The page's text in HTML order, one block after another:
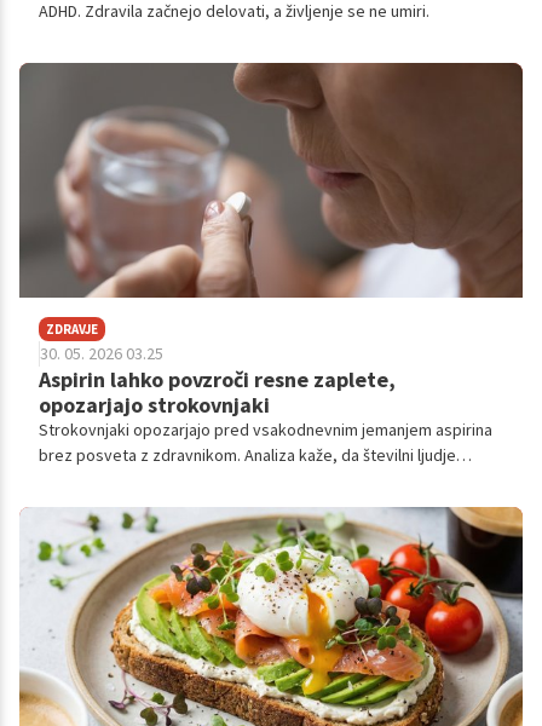
ADHD. Zdravila začnejo delovati, a življenje se ne umiri.
ZDRAVJE
30. 05. 2026 03.25
Aspirin lahko povzroči resne zaplete,
opozarjajo strokovnjaki
Strokovnjaki opozarjajo pred vsakodnevnim jemanjem aspirina
brez posveta z zdravnikom. Analiza kaže, da številni ljudje
vedno upravičeno. Nujen je pogovor z zdravnikom o tveganjih in
koristih.